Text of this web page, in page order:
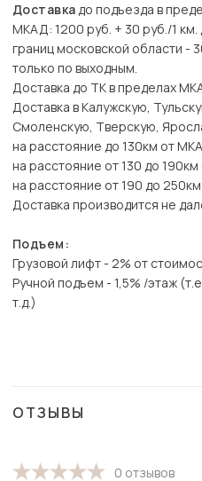
Доставкадо подъезда в
МКАД: 1200 руб. + 30 руб./1
границ московской области -
только по выходным.
Доставка до ТК в пределах
Доставка в Калужскую,
Смоленскую, Тверскую,
на расстояние до 130км от
на расстояние от 130 до
на расстояние от 190 до
Доставка производится не
Подъем:
Грузовой лифт - 2% от
Ручной подъем - 1,5% /этаж
т.д.)
ОТЗЫВЫ
0 отзывов